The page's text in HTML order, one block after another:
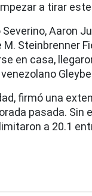
a tirar este
Aaron
Steinbrenner
en casa,
firmó una
pasada. Sin
a 20.1